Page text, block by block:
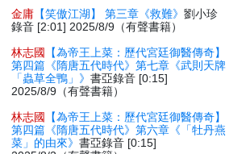
金庸 【笑傲江湖】 第三章《救難》劉小珍
錄音 [2:01] 2025/8/9（有聲書籍）
林志國
【為帝王上菜：歷代宮廷御醫傳奇】
第四篇《隋唐五代時代》第七章《武則天牌
「蟲草全鴨」》書亞錄音 [0:15]
2025/8/9（有聲書籍）
林志國
【為帝王上菜：歷代宮廷御醫傳奇】
第四篇《隋唐五代時代》第六章《「牡丹燕
菜」的由來》書亞錄音 [0:15]